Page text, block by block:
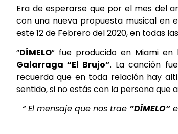
Era de esperarse que por el mes del
con una nueva propuesta musical en
este 12 de Febrero del 2020, en todas
“DÍMELO” fue producido en Miami en
Galarraga “El Brujo”. La canción
recuerda que en toda relación hay
sentido, si no estás con la persona que
“ El mensaje que nos trae “DÍMELO”